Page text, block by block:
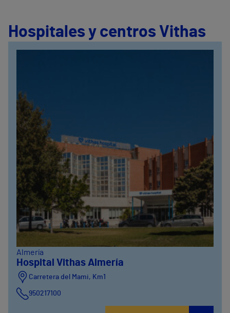
Hospitales y centros Vithas
Almería
Hospital Vithas Almería
Carretera del Mami, Km1
950217100